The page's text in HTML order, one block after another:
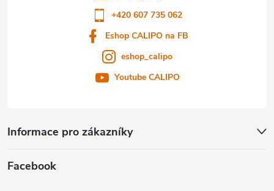
Informace pro zákazníky
+420 607 735 062
Eshop CALIPO na FB
eshop_calipo
Youtube CALIPO
Facebook